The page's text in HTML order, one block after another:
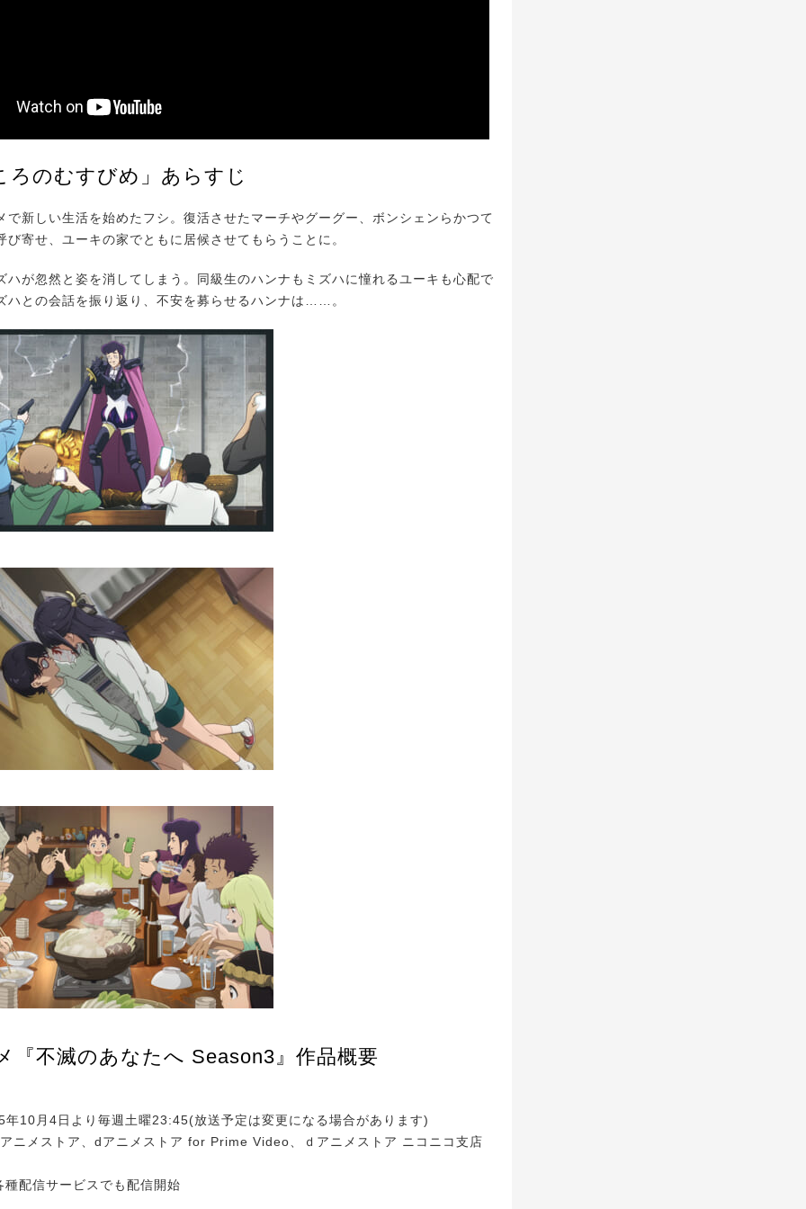
ろのむすびめ」あらすじ
新しい生活を始めたフシ。復活させたマーチやグーグー、ボンシェンらかつて
び寄せ、ユーキの家でともに居候させてもらうことに。
が忽然と姿を消してしまう。同級生のハンナもミズハに憧れるユーキも心配で
ハとの会話を振り返り、不安を募らせるハンナは……。
『不滅のあなたへ Season3』作品概要
年10月4日より毎週土曜23:45(放送予定は変更になる場合があります)
ニメストア、dアニメストア for Prime Video、ｄアニメストア ニコニコ支店
配信サービスでも配信開始